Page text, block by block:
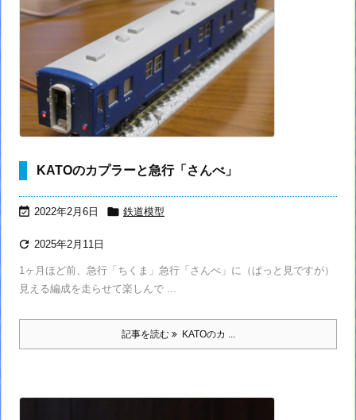
KATOのカプラーと急行「さんべ」
 2022年2月6日  鉄道模型
 2025年2月11日
1ヶ月ほど前、急行「ちくま」急行「さんべ」に（ぱっと見ですが）
見える編成を走らせて楽しんで ...
記事を読む KATOのカ ...